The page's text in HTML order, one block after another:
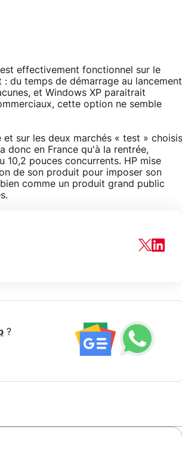
effectivement fonctionnel sur le
du temps de démarrage au lancement
et Windows XP paraitrait
cette option ne semble
sur les deux marchés « test » choisis
donc en France qu'à la rentrée,
10,2 pouces concurrents. HP mise
de son produit pour imposer son
comme un produit grand public
?